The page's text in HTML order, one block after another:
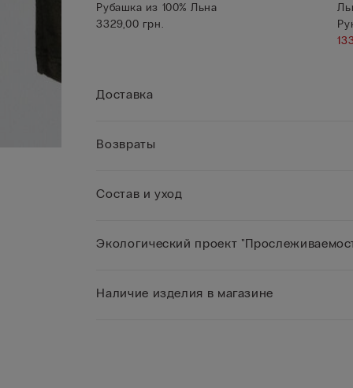
Рубашка из 100% Льна
3329,00 грн.
Доставка
Возвраты
Состав и уход
Экологический проект
Наличие изделия в магазине